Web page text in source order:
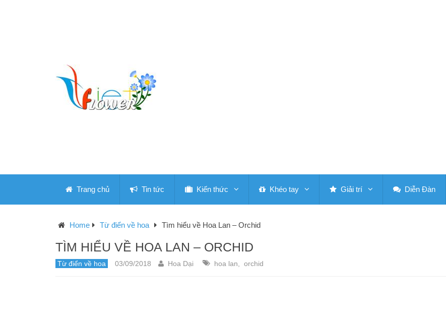
Trang chủ Tin tức Kiến thức Khéo tay Giải trí Diễn Đàn
Home Từ điển về hoa Tìm hiểu về Hoa Lan – Orchid
TÌM HIỂU VỀ HOA LAN – ORCHID
Từ điển về hoa 03/09/2018 Hoa Dại hoa lan orchid